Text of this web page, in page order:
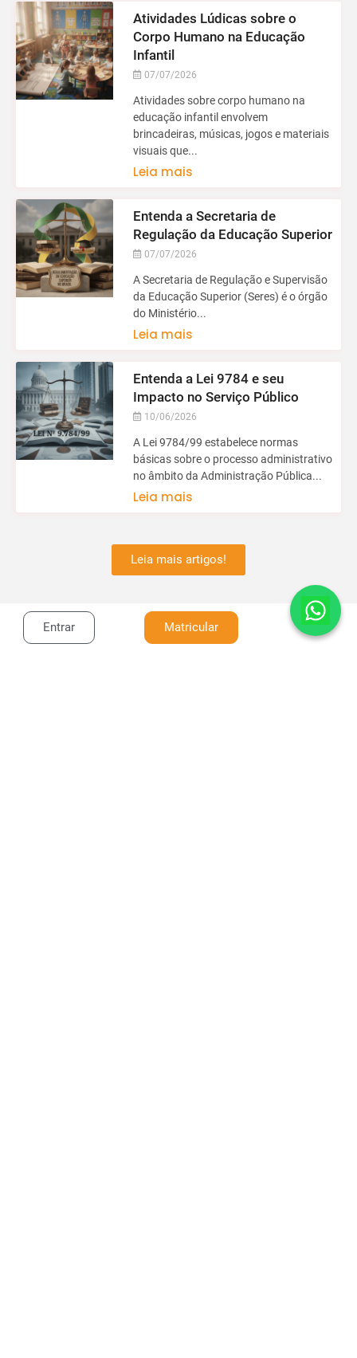
Atividades Lúdicas sobre o
Corpo Humano na Educação
Infantil
07/07/2026
Atividades sobre corpo humano na
educação infantil envolvem
brincadeiras, músicas, jogos e materiais
visuais que...
Leia mais
Entenda a Secretaria de
Regulação da Educação Superior
07/07/2026
A Secretaria de Regulação e Supervisão
da Educação Superior (Seres) é o órgão
do Ministério...
Leia mais
Entenda a Lei 9784 e seu
Impacto no Serviço Público
10/06/2026
A Lei 9784/99 estabelece normas
básicas sobre o processo administrativo
no âmbito da Administração Pública...
Leia mais
Leia mais artigos!
Entrar Matricular